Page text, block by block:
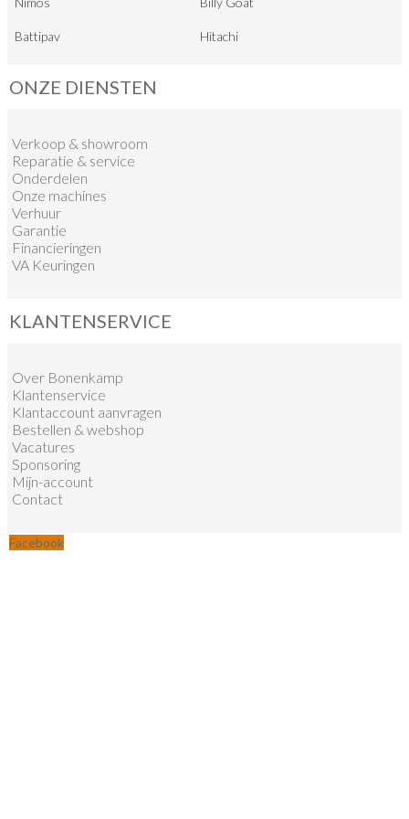
Battipav Hitachi
ONZE DIENSTEN
Verkoop & showroom
Reparatie & service
Onderdelen
Onze machines
Verhuur
Garantie
Financieringen
VA Keuringen
KLANTENSERVICE
Over Bonenkamp
Klantenservice
Klantaccount aanvragen
Bestellen & webshop
Vacatures
Sponsoring
Mijn-account
Contact
Facebook